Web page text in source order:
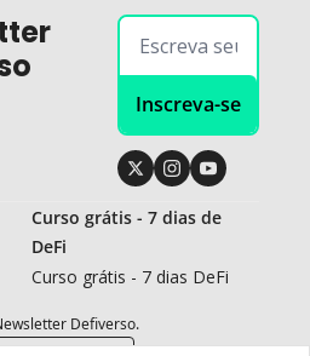
Inscreva-se
Curso grátis - 7 dias de
DeFi
Curso grátis - 7 dias DeFi
Defiverso.